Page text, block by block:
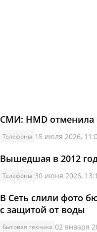
СМИ: HMD отменила
Телефоны 15 июля 2026,
Вышедшая в 2012
Телефоны 30 июня 2026,
В Сеть слили фото
с защитой от воды
Бытовая техника 02 января